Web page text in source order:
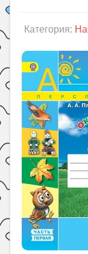
Праздники
Психология
Летом!
Поиск
Категория: